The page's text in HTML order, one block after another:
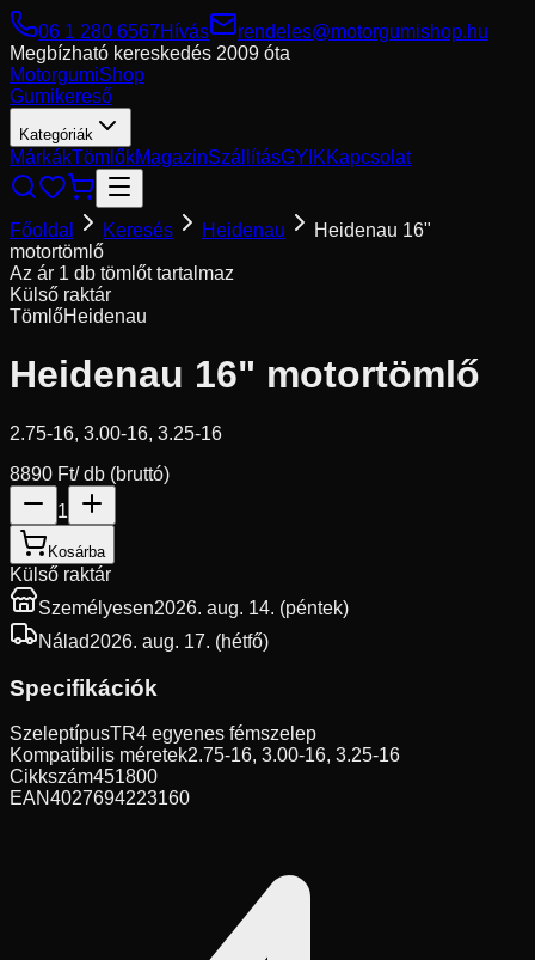
06 1 280 6567Hívás
rendeles@motorgumishop.hu
Megbízható kereskedés 2009 óta
MotorgumiShop
Gumikereső
Kategóriák
MárkákTömlőkMagazinSzállításGYIKKapcsolat
Főoldal Keresés Heidenau
Heidenau 16"
motortömlő
Az ár 1 db tömlőt tartalmaz
Külső raktár
TömlőHeidenau
Heidenau 16" motortömlő
2.75-16, 3.00-16, 3.25-16
8890 Ft/ db (bruttó)
1
Kosárba
Külső raktár
Személyesen2026. aug. 14. (péntek)
Nálad2026. aug. 17. (hétfő)
Specifikációk
SzeleptípusTR4 egyenes fémszelep
Kompatibilis méretek2.75-16, 3.00-16, 3.25-16
Cikkszám451800
EAN4027694223160